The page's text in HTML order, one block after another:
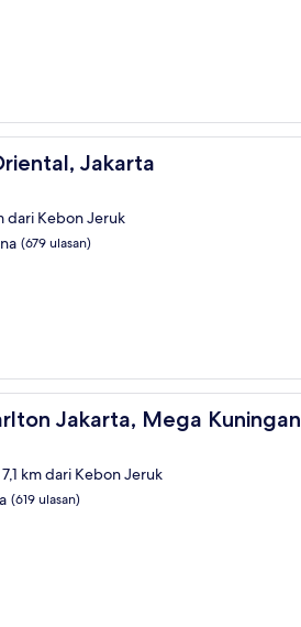
Jakarta
Jakarta
dari Kebon Jeruk
(679 ulasan)
Jakarta, Mega Kuningan
Jakarta, Mega Kuningan
km dari Kebon Jeruk
(619 ulasan)